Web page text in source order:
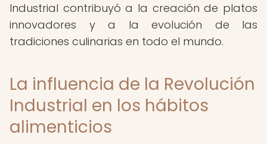
Industrial contribuyó a la creación de platos
innovadores y a la evolución de las
tradiciones culinarias en todo el mundo.
La influencia de la Revolución
Industrial en los hábitos
alimenticios